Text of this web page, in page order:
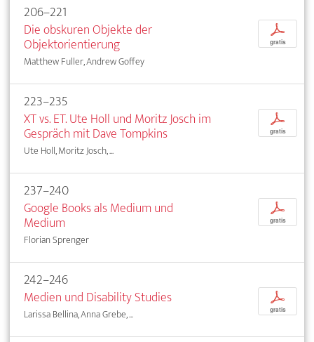
206–221
Die obskuren Objekte der
Objektorientierung
Matthew Fuller, Andrew Goffey
p
gratis
223–235
XT vs. ET. Ute Holl und Moritz Josch im
Gespräch mit Dave Tompkins
Ute Holl, Moritz Josch, ...
p
gratis
237–240
Google Books als Medium und
Medium
Florian Sprenger
p
gratis
242–246
Medien und Disability Studies
Larissa Bellina, Anna Grebe, ...
p
gratis